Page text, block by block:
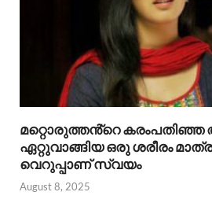
മറ്റൊരുത്തൻ്റെ കരംപതിഞ്ഞ
ഏറ്റുവാങ്ങിയ ഒരു ശരീരം
വെറുപ്പാണ് സ്വയം
August 8, 2025